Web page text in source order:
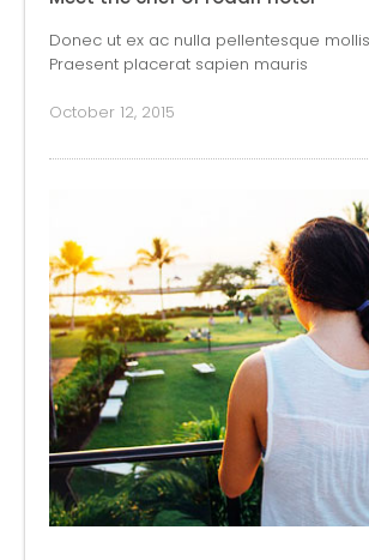
Donec ut ex ac nulla pellentesque
Praesent placerat sapien mauris
October 12, 2015